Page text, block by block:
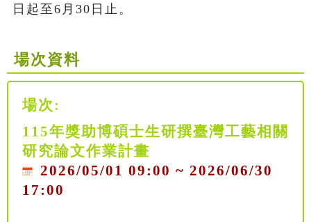
日起至6月30日止。
場次資料
場次:
115年獎助博碩士生研撰臺灣工藝相關
研究論文作業計畫
2026/05/01 09:00 ~ 2026/06/30
17:00